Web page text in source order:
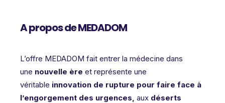
A propos de MEDADOM
L’offre MEDADOM fait entrer la médecine dans
une nouvelle ère et représente une
véritable innovation de rupture pour faire face à
l’engorgement des urgences, aux déserts